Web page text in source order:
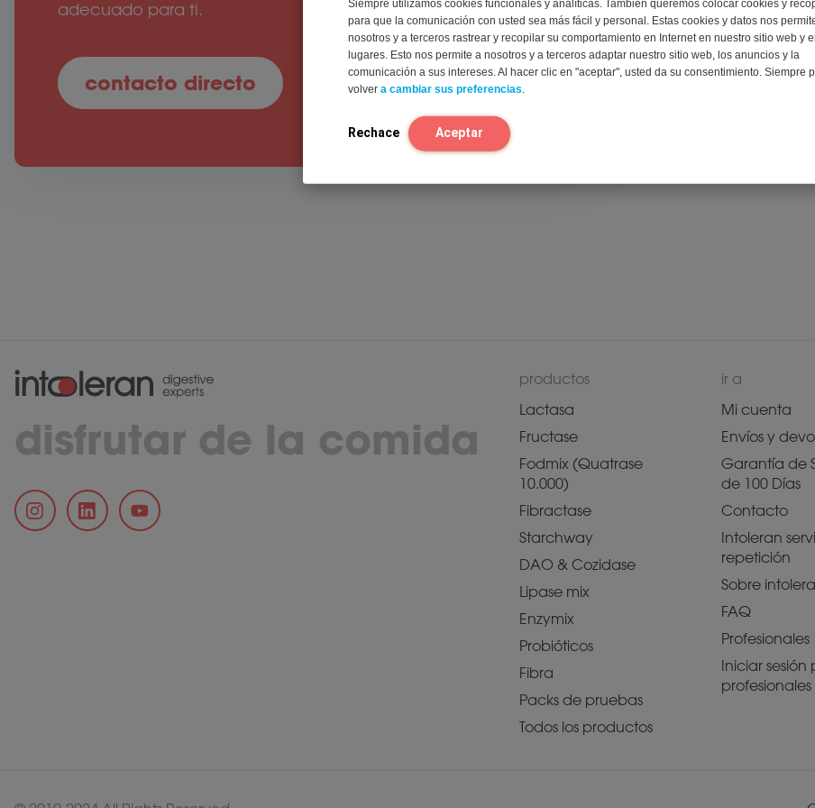
Siempre utilizamos cookies funcionales y analíticas. También queremos colocar cookies y
para que la comunicación con usted sea más fácil y personal. Estas cookies y datos nos
nosotros y a terceros rastrear y recopilar su comportamiento en Internet en nuestro sitio web y
lugares. Esto nos permite a nosotros y a terceros adaptar nuestro sitio web, los anuncios y la
comunicación a sus intereses. Al hacer clic en "aceptar", usted da su consentimiento. Siempre
volver a cambiar sus preferencias
Rechace Aceptar
adecuado para ti.
contacto directo
disfrutar de la comida
productos
Lactasa
Fructase
Fodmix (Quatrase
10.000)
Fibractase
Starchway
DAO & Cozidase
Lipase mix
Enzymix
Probióticos
Fibra
Packs de pruebas
Todos los productos
ir a
Mi cuenta
Envíos y
Garantía de
de 100 Días
Contacto
Intoleran
repetición
Sobre
FAQ
Profesionales
Iniciar sesión
profesionales